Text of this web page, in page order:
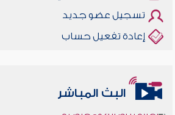
تسجيل عضو جديد
إعادة تفعيل حساب
البث المباشر
أخلاقنا أصالة ومعاصرة